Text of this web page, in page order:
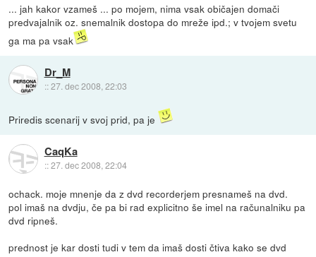
... jah kakor vzameš ... po mojem, nima vsak običajen domači
predvajalnik oz. snemalnik dostopa do mreže ipd.; v tvojem svetu
ga ma pa vsak
Dr_M
::27. dec 2008, 22:03
Priredis scenarij v svoj prid, pa je
CaqKa
::27. dec 2008, 22:04
ochack. moje mnenje da z dvd recorderjem presnameš na dvd.
pol imaš na dvdju, če pa bi rad explicitno še imel na računalniku pa
dvd ripneš.
prednost je kar dosti tudi v tem da imaš dosti čtiva kako se dvd